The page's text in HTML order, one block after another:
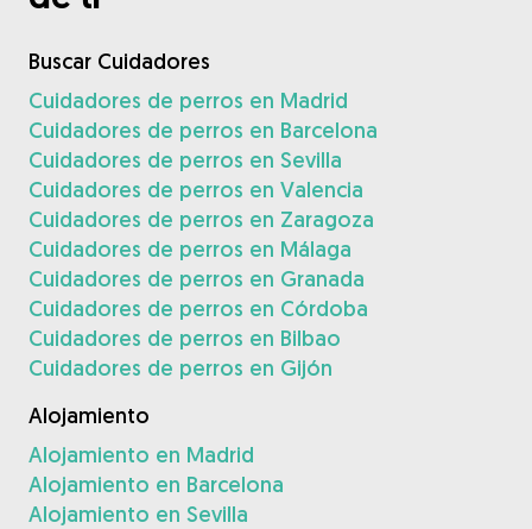
Buscar Cuidadores
Cuidadores de perros en Madrid
Cuidadores de perros en Barcelona
Cuidadores de perros en Sevilla
Cuidadores de perros en Valencia
Cuidadores de perros en Zaragoza
Cuidadores de perros en Málaga
Cuidadores de perros en Granada
Cuidadores de perros en Córdoba
Cuidadores de perros en Bilbao
Cuidadores de perros en Gijón
Alojamiento
Alojamiento en Madrid
Alojamiento en Barcelona
Alojamiento en Sevilla